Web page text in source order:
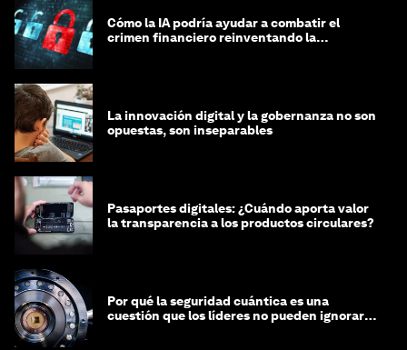
Cómo la IA podría ayudar a combatir el
crimen financiero reinventando la
La innovación digital y la gobernanza no son
opuestas, son inseparables
Pasaportes digitales: ¿Cuándo aporta valor
la transparencia a los productos circulares?
Por qué la seguridad cuántica es una
cuestión que los líderes no pueden ignorar